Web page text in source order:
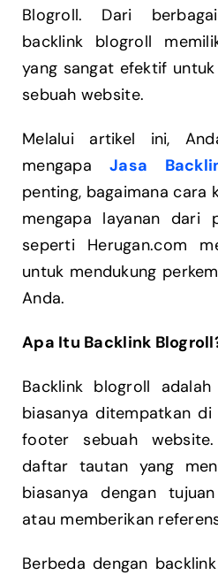
Blogroll. Dari
backlink blogroll
yang sangat efektif
sebuah website.
Melalui artikel ini,
mengapaJasa
penting, bagaimana cara
mengapa layanan dari
seperti Herugan.com
untuk mendukung
Anda.
Apa Itu Backlink
Backlink blogroll
biasanya ditempatkan
footer sebuah
daftar tautan yang
biasanya dengan
atau memberikan
Berbeda dengan